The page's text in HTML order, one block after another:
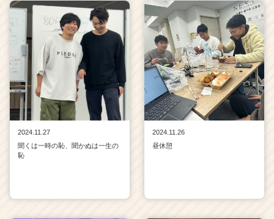
2024.11.27
聞くは一時の恥、聞かぬは一生の
恥
2024.11.26
昼休憩